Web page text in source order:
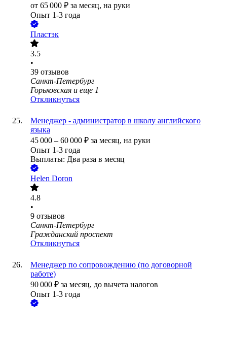
от 65 000 ₽ за месяц, на руки
Опыт 1-3 года
Пластэк
3.5
•
39 отзывов
Санкт-Петербург
Горьковская и еще 1
Откликнуться
Менеджер - администратор в школу английского
языка
45 000 – 60 000 ₽ за месяц, на руки
Опыт 1-3 года
Выплаты: Два раза в месяц
Helen Doron
4.8
•
9 отзывов
Санкт-Петербург
Гражданский проспект
Откликнуться
Менеджер по сопровождению (по договорной
работе)
90 000 ₽ за месяц, до вычета налогов
Опыт 1-3 года